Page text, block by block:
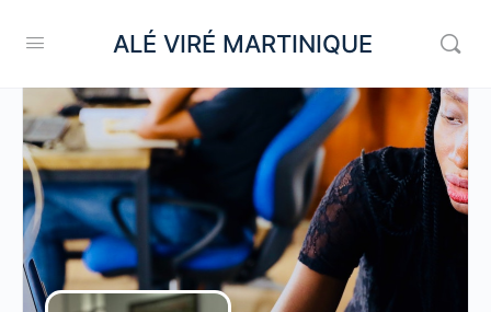
ALÉ VIRÉ MARTINIQUE